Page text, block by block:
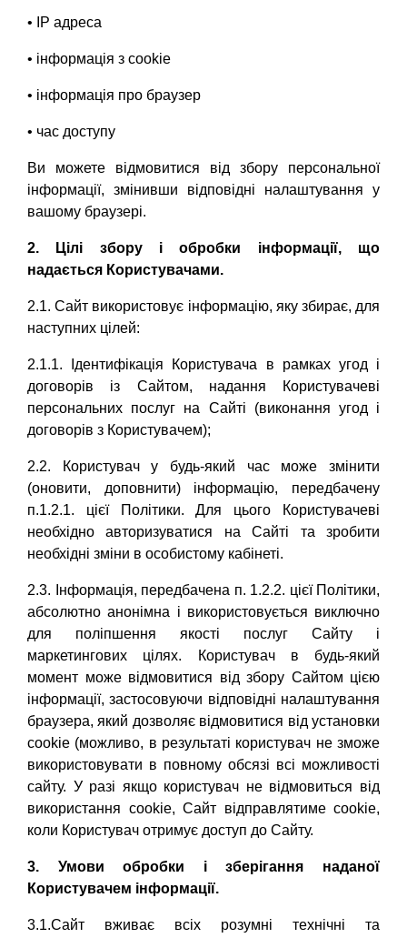
• IP адреса
• інформація з cookie
• інформація про браузер
• час доступу
Ви можете відмовитися від збору персональної
інформації, змінивши відповідні налаштування у
вашому браузері.
2. Цілі збору і обробки інформації, що
надається Користувачами.
2.1. Сайт використовує інформацію, яку збирає, для
наступних цілей:
2.1.1. Ідентифікація Користувача в рамках угод і
договорів із Сайтом, надання Користувачеві
персональних послуг на Сайті (виконання угод і
договорів з Користувачем);
2.2. Користувач у будь-який час може змінити
(оновити, доповнити) інформацію, передбачену
п.1.2.1. цієї Політики. Для цього Користувачеві
необхідно авторизуватися на Сайті та зробити
необхідні зміни в особистому кабінеті.
2.3. Інформація, передбачена п. 1.2.2. цієї Політики,
абсолютно анонімна і використовується виключно
для поліпшення якості послуг Сайту і
маркетингових цілях. Користувач в будь-який
момент може відмовитися від збору Сайтом цією
інформації, застосовуючи відповідні налаштування
браузера, який дозволяє відмовитися від установки
cookie (можливо, в результаті користувач не зможе
використовувати в повному обсязі всі можливості
сайту. У разі якщо користувач не відмовиться від
використання cookie, Cайт відправлятиме cookie,
коли Користувач отримує доступ до Сайту.
3. Умови обробки і зберігання наданої
Користувачем інформації.
3.1.Сайт вживає всіх розумні технічні та